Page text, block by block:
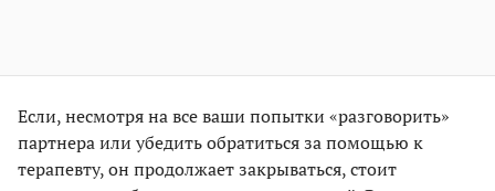
Если, несмотря на все ваши попытки «разговорить»
партнера или убедить обратиться за помощью к
терапевту, он продолжает закрываться, стоит